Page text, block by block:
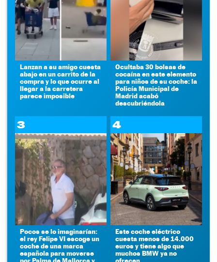
Lanzan a su amigo cuesta
abajo en un carrito de la
compra y lo que ocurre al
llegar a la carretera
parece imposible
Ocultaba 30 bolsas de
cocaína en este elemento
para niños de su coche: la
Policía Municipal de
Madrid acabó
descubriéndola
3
Pocos se lo imaginarían:
el rey Felipe VI escoge un
coche de una marca
española para moverse
por Palma de Mallorca y
4
Este coche eléctrico
cuesta menos de 14.000
euros y tiene algo que
muchos BMW ya no
ofrecen